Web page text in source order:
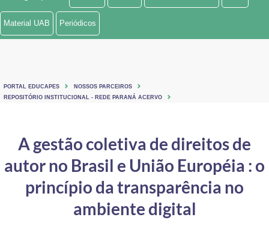
Ministério de Minas e Energia
Ministério do Turismo
Controladoria-Geral da União
Material UAB Periódicos
PORTAL EDUCAPES
NOSSOS PARCEIROS
REPOSITÓRIO INSTITUCIONAL - REDE PARANÁ ACERVO
A gestão coletiva de direitos de
autor no Brasil e União Européia : o
princípio da transparência no
ambiente digital